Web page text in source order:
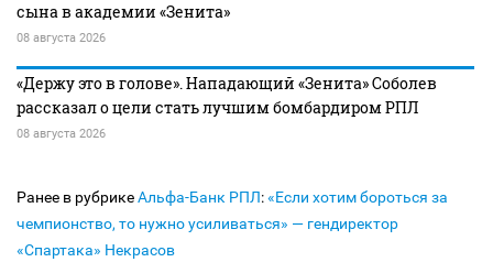
сына в академии «Зенита»
08 августа 2026
«Держу это в голове». Нападающий «Зенита» Соболев
рассказал о цели стать лучшим бомбардиром РПЛ
08 августа 2026
Ранее в рубрикеАльфа-Банк РПЛ:«Если хотим бороться за
чемпионство, то нужно усиливаться» — гендиректор
«Спартака» Некрасов